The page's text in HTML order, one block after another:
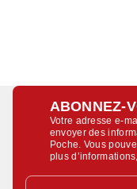
ABONNEZ-
Votre adresse e-
envoyer des
Poche. Vous
plus